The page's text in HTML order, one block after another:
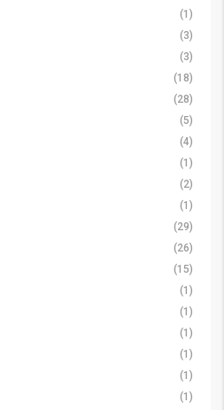
(1)
(3)
(3)
(18)
(28)
(5)
(4)
(1)
(2)
(1)
(29)
(26)
(15)
(1)
(1)
(1)
(1)
(1)
(1)